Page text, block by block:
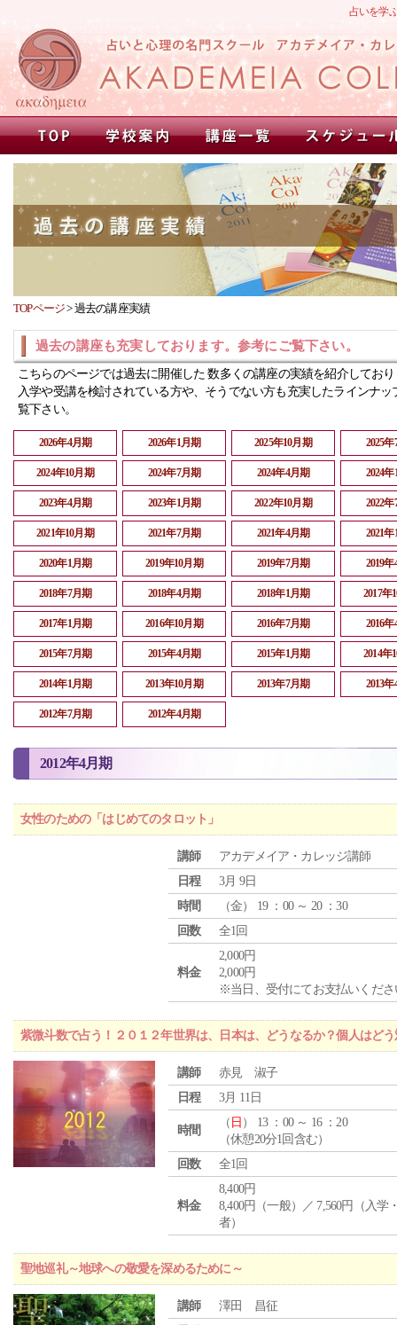
占いを学
TOPページ>過去の講座実績
過去の講座も充実しております。参考にご覧下さい。
こちらのページでは過去に開催した 数多くの講座の実績を紹介してお
入学や受講を検討されている方や、そうでない方も充実したラインナッ
覧下さい。
2026年4月期 2026年1月期 2025年10月期 2025
2024年10月期 2024年7月期 2024年4月期 2024
2023年4月期 2023年1月期 2022年10月期 2022
2021年10月期 2021年7月期 2021年4月期 2021
2020年1月期 2019年10月期 2019年7月期 2019
2018年7月期 2018年4月期 2018年1月期 2017年
2017年1月期 2016年10月期 2016年7月期 2016
2015年7月期 2015年4月期 2015年1月期 2014年
2014年1月期 2013年10月期 2013年7月期 2013
2012年7月期 2012年4月期
2012年4月期
女性のための「はじめてのタロット」
講師
アカデメイア・カレッジ講師
日程
3月 9日
時間
（金） 19 ：00 ～ 20 ：30
回数
全1回
料金
2,000円
2,000円
※当日、受付にてお支払いくださ
紫微斗数で占う！２０１２年世界は、日本は、どうなるか？個人はど
講師
赤見 淑子
日程
3月 11日
時間
（ 日 ） 13 ：00 ～ 16 ：20
（休憩20分1回含む）
回数
全1回
料金
8,400円
8,400円（一般）／ 7,560円（入学
者）
聖地巡礼～地球への敬愛を深めるために～
講師
澤田 昌征